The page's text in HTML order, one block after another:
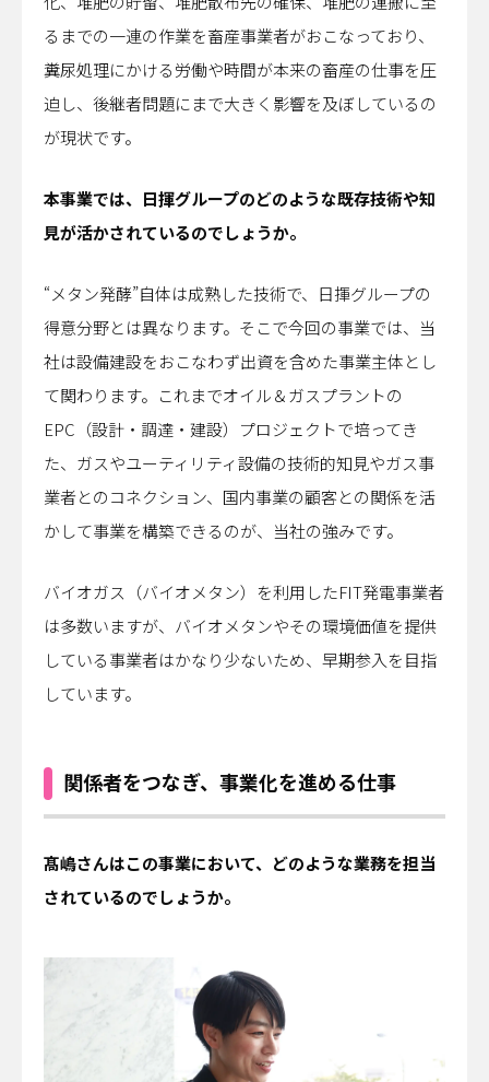
るまでの一連の作業を畜産事業者がおこなっており、
糞尿処理にかける労働や時間が本来の畜産の仕事を圧
迫し、後継者問題にまで大きく影響を及ぼしているの
が現状です。
――本事業では、日揮グループのどのような既存技術や知
見が活かされているのでしょうか。
“メタン発酵”自体は成熟した技術で、日揮グループの
得意分野とは異なります。そこで今回の事業では、当
社は設備建設をおこなわず出資を含めた事業主体とし
て関わります。これまでオイル＆ガスプラントの
EPC（設計・調達・建設）プロジェクトで培ってき
た、ガスやユーティリティ設備の技術的知見やガス事
業者とのコネクション、国内事業の顧客との関係を活
かして事業を構築できるのが、当社の強みです。
バイオガス（バイオメタン）を利用したFIT発電事業者
は多数いますが、バイオメタンやその環境価値を提供
している事業者はかなり少ないため、早期参入を目指
しています。
関係者をつなぎ、事業化を進める仕事
――髙嶋さんはこの事業において、どのような業務を担当
されているのでしょうか。